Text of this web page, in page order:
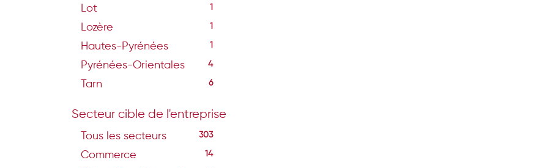
Lot 1
Lozère 1
Hautes-Pyrénées 1
Pyrénées-Orientales 4
Tarn 6
Secteur cible de l'entreprise
Tous les secteurs 303
Commerce 14